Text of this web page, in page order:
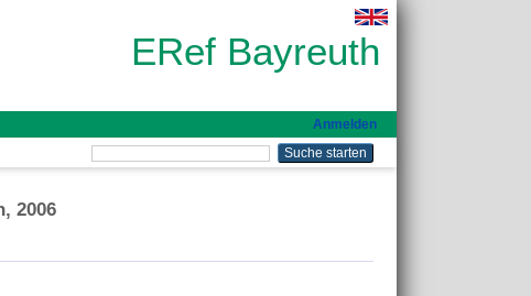
ERef Bayreuth
Anmelden
2006